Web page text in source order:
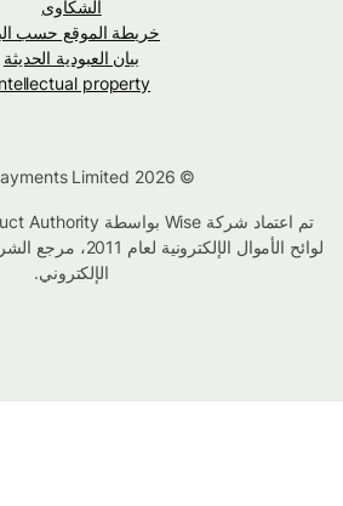
الشكاوى
خريطة الموقع حسب البلد
بيان العبودية الحديثة
Intellectual property
لوائح الأموال الإلكترونية لعام 2011، مرجع الشركة
الإلكتروني.